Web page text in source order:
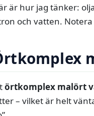
är hur jag tänker:
och vatten.
örtkomplex malört
– vilket är helt